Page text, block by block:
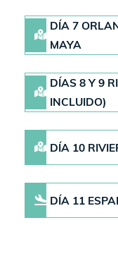
DÍA 7
MAYA
DÍAS 8 Y 9
INCLUIDO)
DÍA 10
DÍA 11